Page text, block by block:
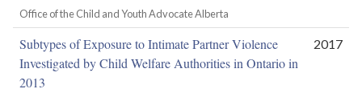
Office of the Child and Youth Advocate Alberta
Subtypes of Exposure to Intimate Partner Violence
Investigated by Child Welfare Authorities in Ontario in
2013
2017